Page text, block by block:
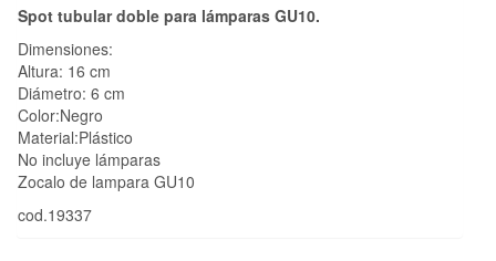
Spot tubular doble para lámparas GU10.
Dimensiones:
Altura: 16 cm
Diámetro: 6 cm
Color:Negro
Material:Plástico
No incluye lámparas
Zocalo de lampara GU10
cod.19337